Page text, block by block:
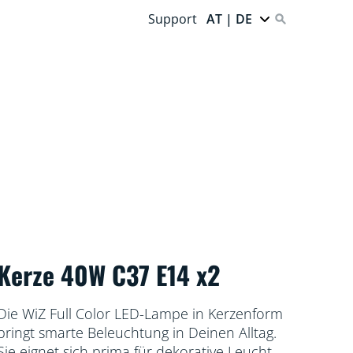
Support AT | DE
40W C37 E14 x2
WiZ Full Color LED-Lampe in Kerzenform
smarte Beleuchtung in Deinen Alltag.